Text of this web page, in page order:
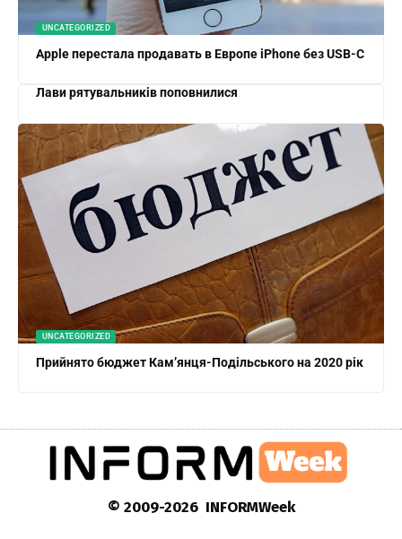
UNCATEGORIZED
Apple перестала продавать в Европе iPhone без USB-C
Лави рятувальників поповнилися
UNCATEGORIZED
Прийнято бюджет Кам’янця-Подільського на 2020 рік
© 2009-2026 INFORMWeek